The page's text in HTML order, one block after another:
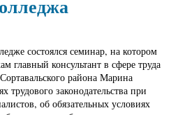
состоялся семинар, на котором
главный консультант в сфере труда
района Марина
трудового законодательства при
об обязательных условиях